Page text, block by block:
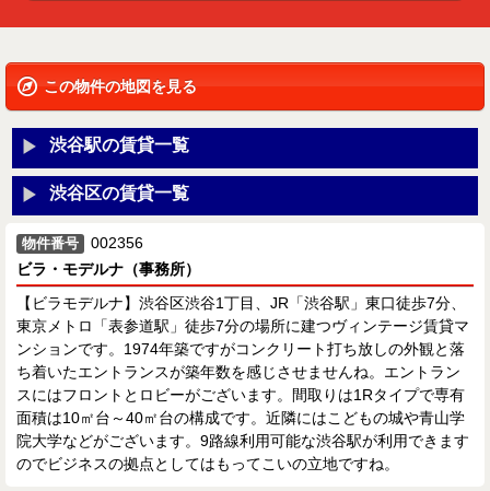
この物件の地図を見る
渋谷駅の賃貸一覧
渋谷区の賃貸一覧
物件番号
002356
ビラ・モデルナ（事務所）
【ビラモデルナ】渋谷区渋谷1丁目、JR「渋谷駅」東口徒歩7分、
東京メトロ「表参道駅」徒歩7分の場所に建つヴィンテージ賃貸マ
ンションです。1974年築ですがコンクリート打ち放しの外観と落
ち着いたエントランスが築年数を感じさせませんね。エントラン
スにはフロントとロビーがございます。間取りは1Rタイプで専有
面積は10㎡台～40㎡台の構成です。近隣にはこどもの城や青山学
院大学などがございます。9路線利用可能な渋谷駅が利用できます
のでビジネスの拠点としてはもってこいの立地ですね。